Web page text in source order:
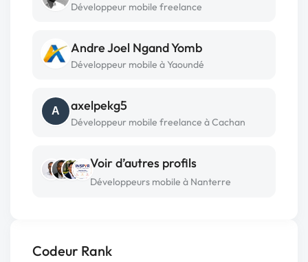
Codeur Rank
Développeur mobile freelance
Andre Joel Ngand Yomb
Développeur mobile à Yaoundé
A axelpekg5
Développeur mobile freelance à Cachan
Voir d’autres profils
Développeurs mobile à Nanterre